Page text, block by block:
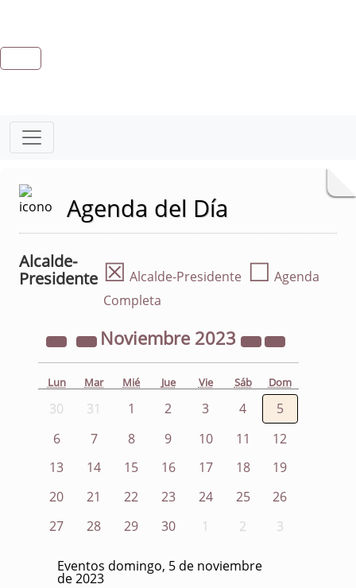
Agenda del Día
Alcalde-
Presidente ☒ Alcalde-Presidente ☐ Agenda
Completa
Noviembre 2023
Lun Mar Mié Jue Vie Sáb Dom
30 31 1 2 3 4
5
6
7 8 9 10 11
12
13
14 15 16 17 18
19
20
21 22 23 24 25
26
27
28 29 30 1 2 3
Eventos domingo, 5 de noviembre
de 2023